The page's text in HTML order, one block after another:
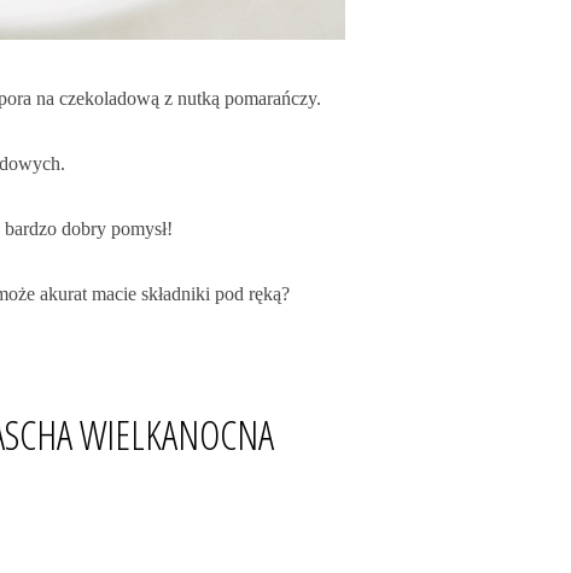
na czekoladową z nutką pomarańczy.
dobry pomysł!
akurat macie składniki pod ręką?
WIELKANOCNA